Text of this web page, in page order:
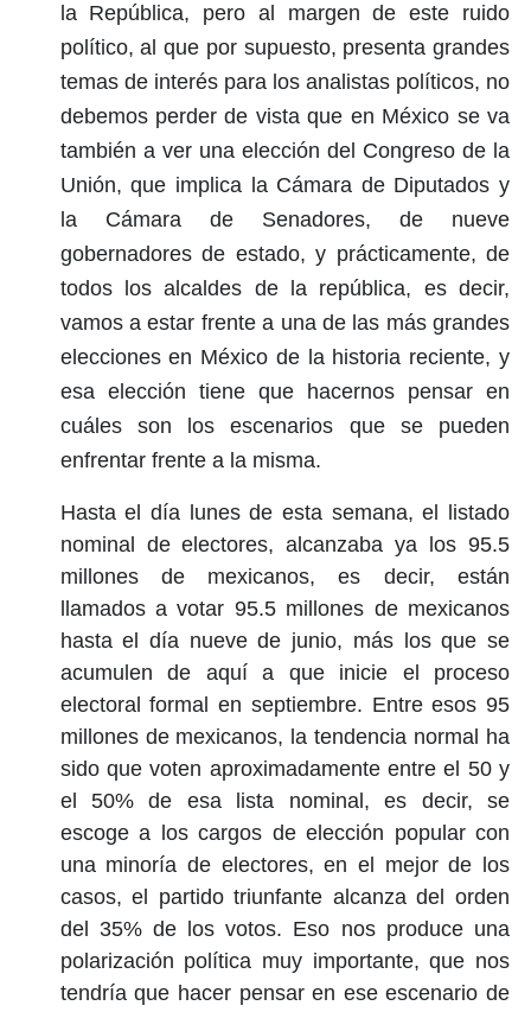
la República, pero al margen de este ruido
político, al que por supuesto, presenta grandes
temas de interés para los analistas políticos, no
debemos perder de vista que en México se va
también a ver una elección del Congreso de la
Unión, que implica la Cámara de Diputados y
la Cámara de Senadores, de nueve
gobernadores de estado, y prácticamente, de
todos los alcaldes de la república, es decir,
vamos a estar frente a una de las más grandes
elecciones en México de la historia reciente, y
esa elección tiene que hacernos pensar en
cuáles son los escenarios que se pueden
enfrentar frente a la misma.
Hasta el día lunes de esta semana, el listado
nominal de electores, alcanzaba ya los 95.5
millones de mexicanos, es decir, están
llamados a votar 95.5 millones de mexicanos
hasta el día nueve de junio, más los que se
acumulen de aquí a que inicie el proceso
electoral formal en septiembre. Entre esos 95
millones de mexicanos, la tendencia normal ha
sido que voten aproximadamente entre el 50 y
el 50% de esa lista nominal, es decir, se
escoge a los cargos de elección popular con
una minoría de electores, en el mejor de los
casos, el partido triunfante alcanza del orden
del 35% de los votos. Eso nos produce una
polarización política muy importante, que nos
tendría que hacer pensar en ese escenario de